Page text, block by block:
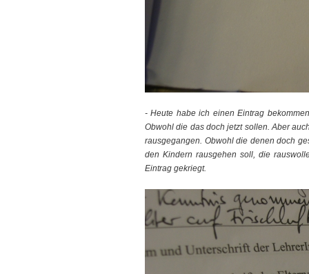
- Heute habe ich einen Eintrag
Obwohl die das doch jetzt sollen. Aber
rausgegangen. Obwohl die denen doch
den Kindern rausgehen soll, die
Eintrag gekriegt.